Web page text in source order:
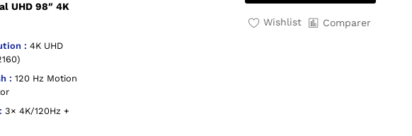
UHD 98″ 4K
: 4K UHD
: 120 Hz Motion
3× 4K/120Hz +
Wishlist Comparer